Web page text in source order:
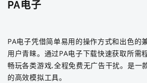
PA电子
PA电子凭借简单易用的操作方式和出色的
用户青睐。通过PA电子下载快速获取所需
畅玩各类游戏,全程免费无广告干扰。是一
的高效模拟工具。